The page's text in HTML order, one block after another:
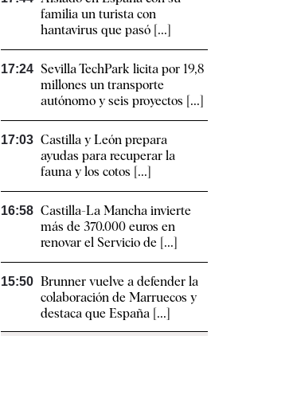
familia un turista con
hantavirus que pasó [...]
17:24 Sevilla TechPark licita por 19,8
millones un transporte
autónomo y seis proyectos [...]
17:03 Castilla y León prepara
ayudas para recuperar la
fauna y los cotos [...]
16:58 Castilla-La Mancha invierte
más de 370.000 euros en
renovar el Servicio de [...]
15:50 Brunner vuelve a defender la
colaboración de Marruecos y
destaca que España [...]